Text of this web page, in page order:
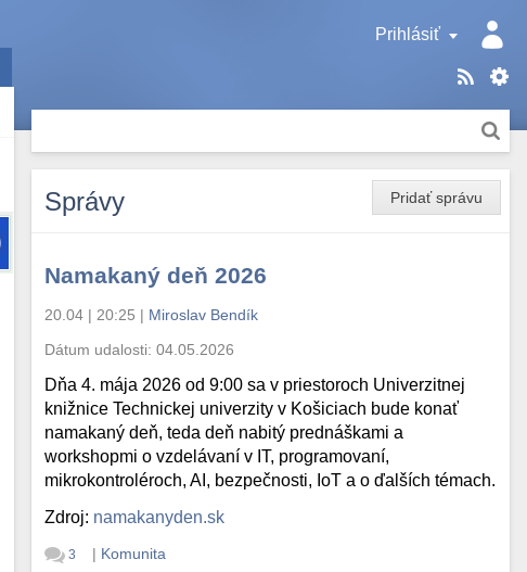
Prihlásiť
Pridať správu
Správy
Namakaný deň 2026
20.04 | 20:25 | Miroslav Bendík
Dátum udalosti:04.05.2026
Dňa 4. mája 2026 od 9:00 sa v priestoroch Univerzitnej
knižnice Technickej univerzity v Košiciach bude konať
namakaný deň, teda deň nabitý prednáškami a
workshopmi o vzdelávaní v IT, programovaní,
mikrokontroléroch, AI, bezpečnosti, IoT a o ďalších témach.
Zdroj: namakanyden.sk
3 | Komunita